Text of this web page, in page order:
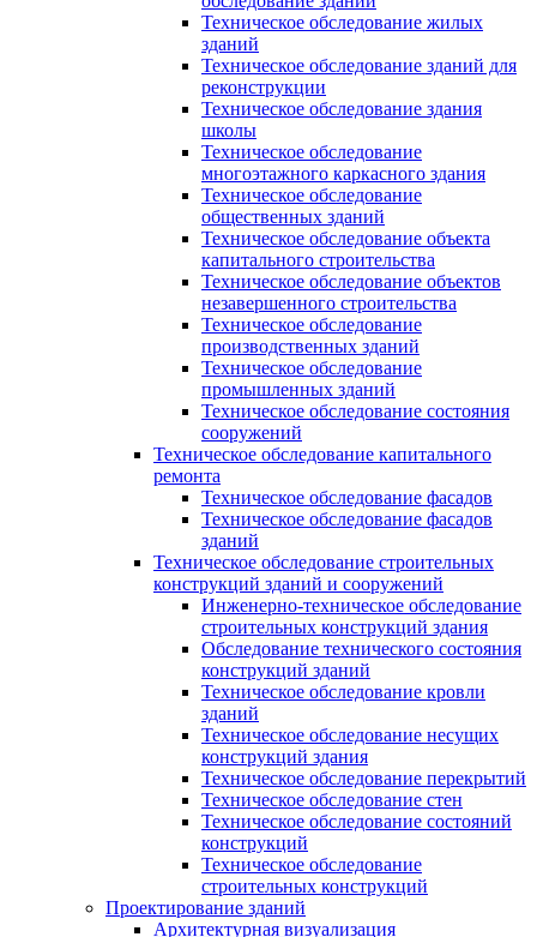
Техническое обследование жилых
зданий
Техническое обследование зданий для
реконструкции
Техническое обследование здания
школы
Техническое обследование
многоэтажного каркасного здания
Техническое обследование
общественных зданий
Техническое обследование объекта
капитального строительства
Техническое обследование объектов
незавершенного строительства
Техническое обследование
производственных зданий
Техническое обследование
промышленных зданий
Техническое обследование состояния
сооружений
Техническое обследование капитального
ремонта
Техническое обследование фасадов
Техническое обследование фасадов
зданий
Техническое обследование строительных
конструкций зданий и сооружений
Инженерно-техническое обследование
строительных конструкций здания
Обследование технического состояния
конструкций зданий
Техническое обследование кровли
зданий
Техническое обследование несущих
конструкций здания
Техническое обследование перекрытий
Техническое обследование стен
Техническое обследование состояний
конструкций
Техническое обследование
строительных конструкций
Проектирование зданий
Архитектурная визуализация